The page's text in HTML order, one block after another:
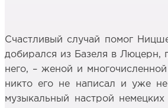
Счастливый случай помог
добирался из Базеля в Люцерн,
него, – женой и
никто его не написал и уже
музыкальный настрой